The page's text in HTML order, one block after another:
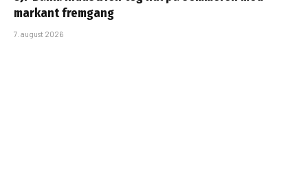
markant fremgang
7. august 2026